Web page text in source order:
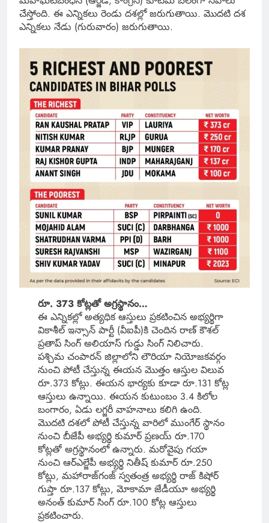
చేస్తోంది. ఈ ఎన్నికలు రెండు దశల్లో జరుగుతాయి. మొదటి దశ
ఎన్నికలు నేడు (గురువారం) జరుగుతాయి.
రూ. 373 కోట్లతో అగ్రస్థానం…
ఈ ఎన్నికల్లో అత్యధిక ఆస్తులు ప్రకటించిన అభ్యర్థిగా
వికాశీల్ ఇన్సాన్ పార్టీ (వీఐపీ)కి చెందిన రాణ్ కౌశల్
ప్రతాప్ సింగ్ అలియాస్ గుడ్డు సింగ్ నిలిచారు.
పశ్చిమ చంపారన్ జిల్లాలోని లౌరియా నియోజకవర్గం
నుంచి పోటీ చేస్తున్న ఈయన మొత్తం ఆస్తుల విలువ
రూ.373 కోట్లు. ఈయన భార్యకు కూడా రూ.131 కోట్ల
ఆస్తులు ఉన్నాయి. ఈయన కుటుంబం 3.4 కిలోల
బంగారం, ఏడు లగ్జరీ వాహనాలు కలిగి ఉంది.
మొదటి దశలో పోటీ చేస్తున్న వారిలో ముంగేర్ స్థానం
నుంచి బీజేపీ అభ్యర్థి కుమార్ ప్రణయ్ రూ.170
కోట్లతో అగ్రస్థానంలో ఉన్నారు. మరోవైపు గయా
నుంచి ఆర్ఎల్జేపీ అభ్యర్థి నితీష్ కుమార్ రూ.250
కోట్లు, మహారాజ్‌గంజ్ స్వతంత్ర అభ్యర్థి రాజ్ కిషోర్
గుప్తా రూ.137 కోట్లు, మోకామా జేడీయూ అభ్యర్థి
అనంత్ కుమార్ సింగ్ రూ.100 కోట్ల ఆస్తులు
ప్రకటించారు.